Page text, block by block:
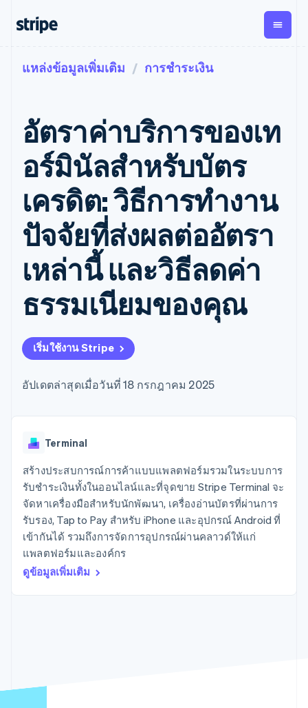
การชำระเงิน
การชำระเงิน
ออนไลน์
Payment links
การชำระเงิน
เขียนโค้ด
Checkout
UI การชำระ
เงินสำเร็จรูป
Elements
องค์ประกอบ UI
ที่ยืดหยุ่น
วิธีการชำระ
เข้าถึงได้
มากกว่า 125
Boost
ยกระดับการ
ยอมรับการ
การชำระเงินที่
รายรับ
รายรับตาม
แบบแผนล่วง
หน้า
Metronome
การเรียกเก็บ
เงินตามการ
ใช้งาน
การชำระเงิน
ตามรอบบิล
การจัดการ
การชำระเงิน
ตามรอบบิล
Invoicing
ครั้งเดียวหรือ
ตามแบบแผน
คิดภาษีการ
ขายและ VAT
Recognition
ระบบ
สำหรับการ
Stripe
การซิงค์
ข้อมูล
การ
Global
เบิกจ่าย
ให้กับ
บุคคลที่
สาม
เพิ่มเติม
Product roadmap
ดูสิ่งที่กำลังจะมาถึง
Radar
การป้องกันการฉ้อโกง
ตามขั้น
ตามกรณีใช้งาน
การค้าแบบใช้เอเจนต์
อีคอมเมิร์ซ
บริการทางการเงินที่ผสาน
รวมในตัว
การทำงานอัตโนมัติด้าน
การเงิน
ธุรกิจทั่วโลก
การชำระเงินในแอป
มาร์เก็ตเพลส
การจัดการเงิน
แพลตฟอร์ม
ตามอุตสาหกรรม
บริษัท AI
และสันทนาการ
ประกันภัย
สื่อและความบันเทิง
องค์กรไม่แสวงผลกำไร
บริการเฉพาะทาง
ภาครัฐ
ธุรกิจค้าปลีก
เอกสารประกอบ
ไลบรารีและ SDK
Stripe Apps
คู่มือ
รับการชำระเงินออนไลน์
ติดตั้งใช้งานการชำระเงิน
สำเร็จรูป
สร้างแพลตฟอร์มหรือ
มาร์เก็ตเพลส
จัดการการชำระเงินตาม
รอบบิล
เสนอการเรียกเก็บเงินตาม
การใช้งาน
รองรับอยู่
จัดเตรียมและจัดการ
แอป
ตัวอย่างโค้ด
บล็อกของนักพัฒนา
สถานะ API
เรียนรู้
คู่มือ
การสนับสนุน
รับการสนับสนุน
แพ็กเกจการสนับสนุนที่ได้
รับการจัดการ
บริการเฉพาะทาง
บริษัท
การประชุมประจำปีแบบ
เซสชัน
ห้องข่าว
Stripe Press
ติดต่อฝ่ายขาย
สมัครเป็นพาร์ทเนอร์
แหล่งข้อมูลเพิ่มเติม การชำระเงิน
อัตราค่าบริการของเท
อร์มินัลสำหรับบัตร
เครดิต: วิธีการทำงาน
ปัจจัยที่ส่งผลต่ออัตรา
เหล่านี้ และวิธีลดค่า
ธรรมเนียมของคุณ
เริ่มใช้งาน Stripe
อัปเดตล่าสุดเมื่อวันที่ 18 กรกฎาคม 2025
Terminal
สร้างประสบการณ์การค้าแบบแพลตฟอร์มรวมในระบบการ
รับชำระเงินทั้งในออนไลน์และที่จุดขาย Stripe Terminal จะ
จัดหาเครื่องมือสำหรับนักพัฒนา, เครื่องอ่านบัตรที่ผ่านการ
รับรอง, Tap to Pay สำหรับ iPhone และอุปกรณ์ Android ที่
เข้ากันได้ รวมถึงการจัดการอุปกรณ์ผ่านคลาวด์ให้แก่
แพลตฟอร์มและองค์กร
ดูข้อมูลเพิ่มเติม